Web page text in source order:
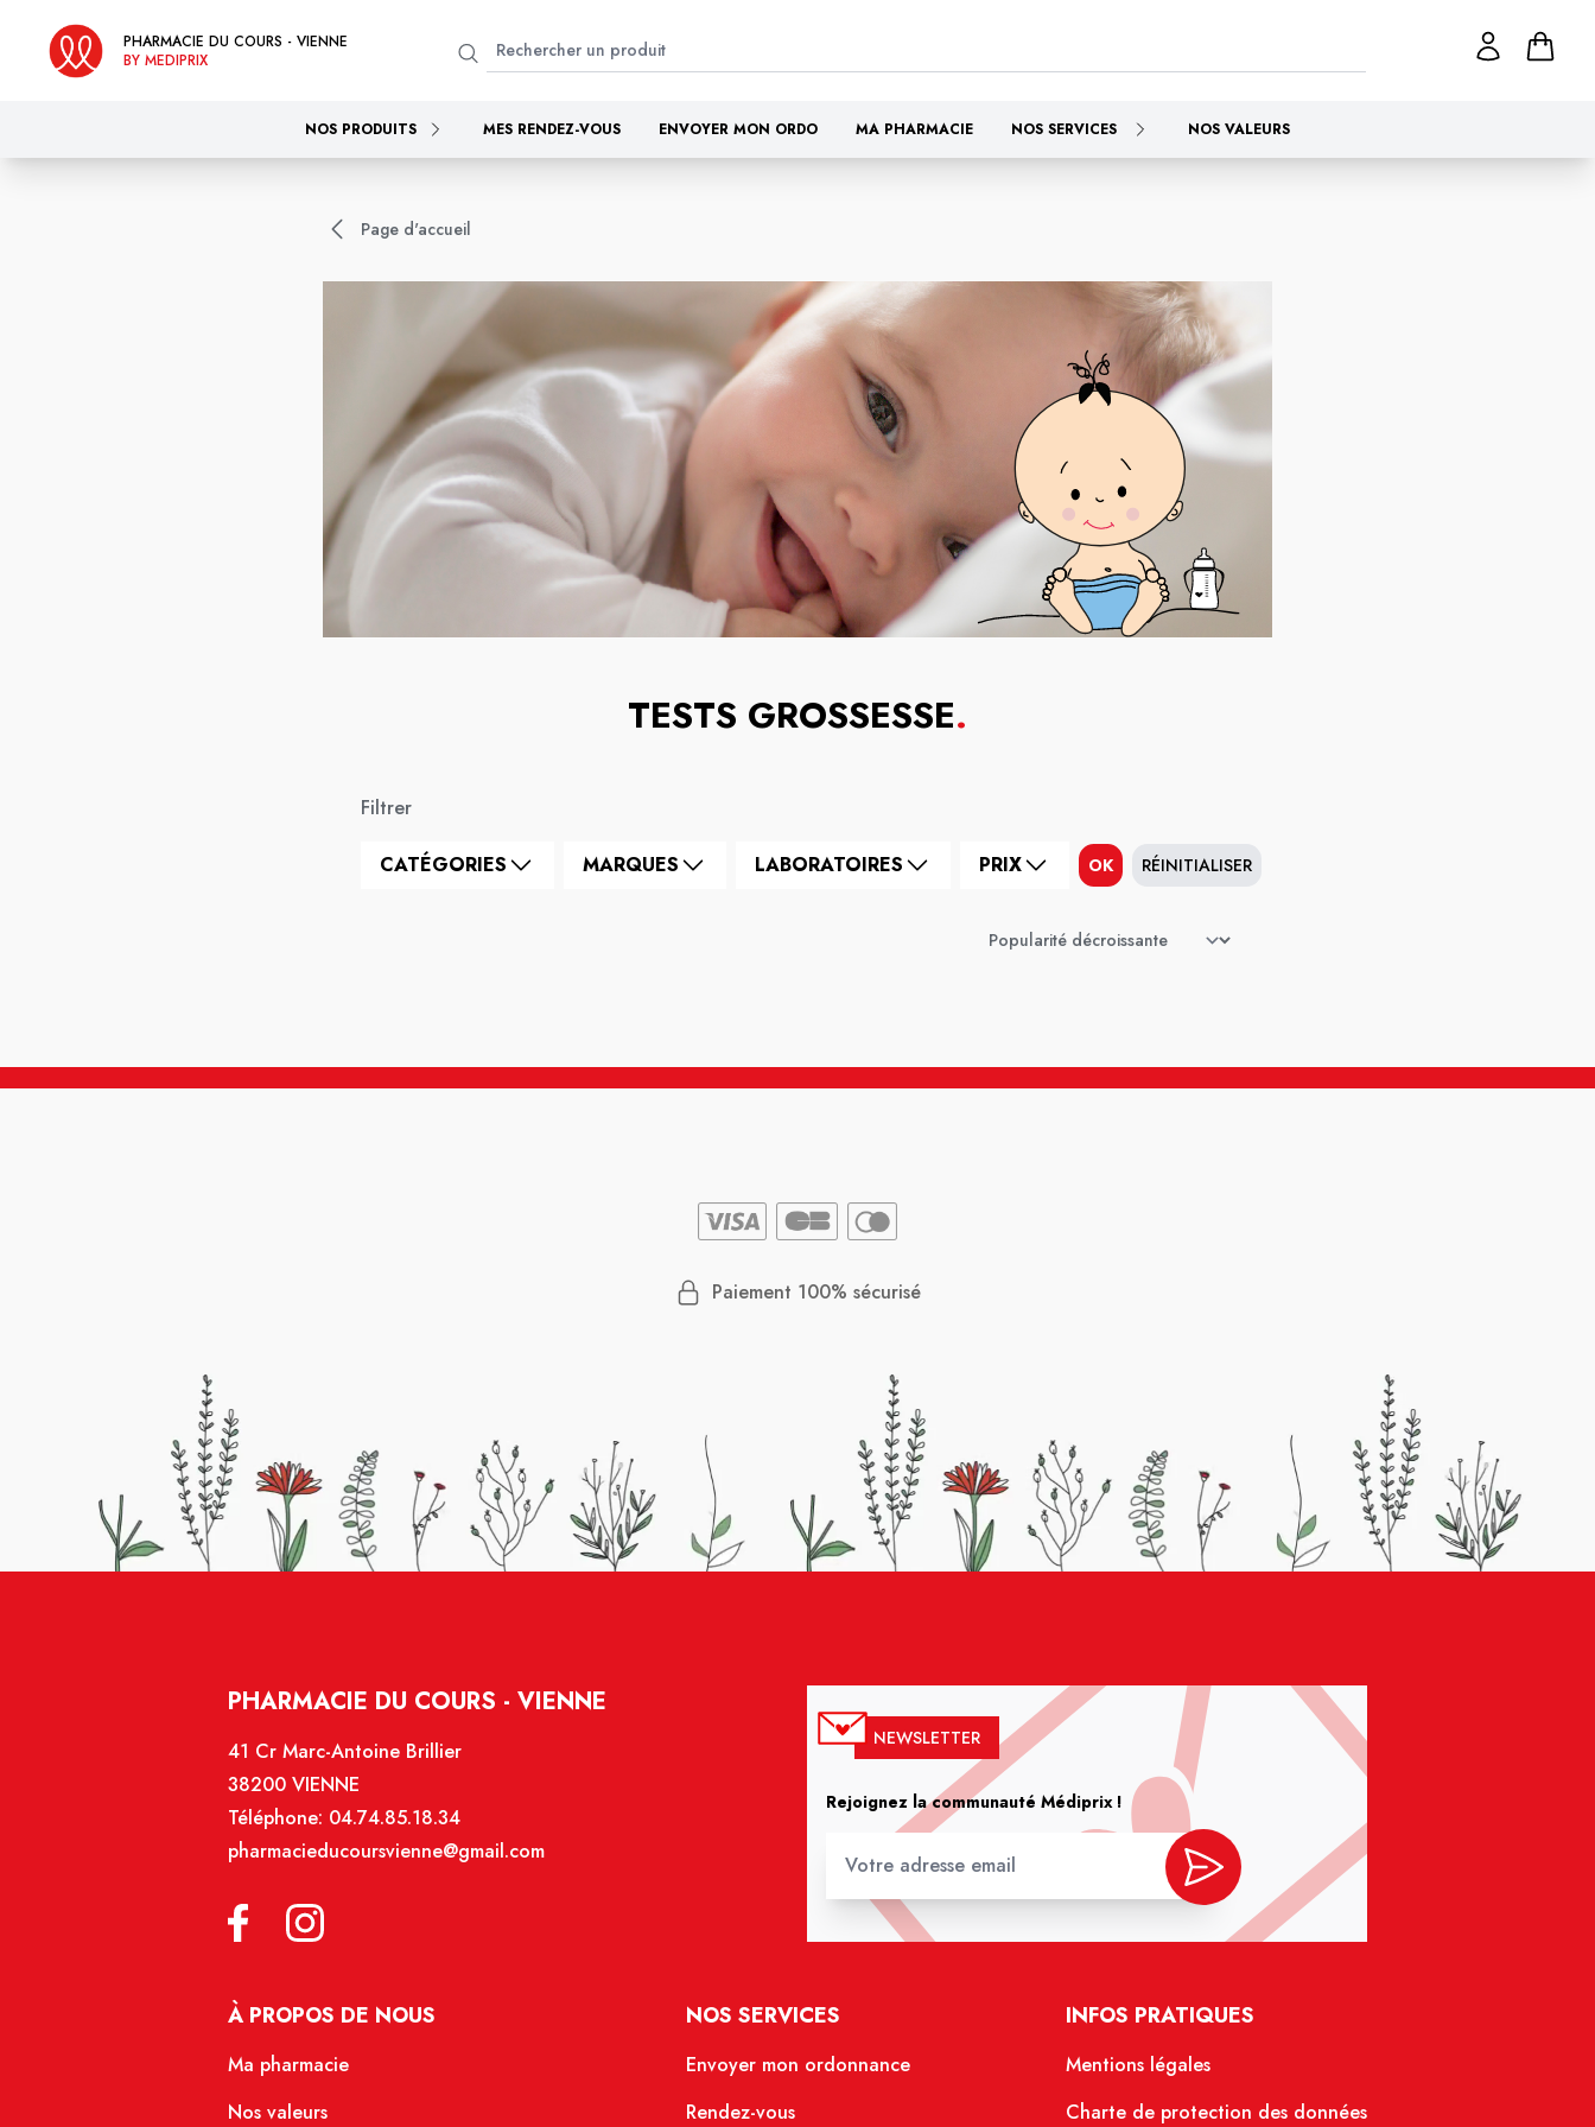
PHARMACIE DU COURS - VIENNE
BY MEDIPRIX
NOS PRODUITS MES RENDEZ-VOUS ENVOYER MON ORDO MA PHARMACIE NOS SERVICES NOS VALEURS
Page d'accueil
TESTS GROSSESSE.
Filtrer
CATÉGORIES MARQUES LABORATOIRES PRIX OK RÉINITIALISER
Paiement 100% sécurisé
PHARMACIE DU COURS - VIENNE
41 Cr Marc-Antoine Brillier
38200 VIENNE
Téléphone: 04.74.85.18.34
pharmacieducoursvienne@gmail.com
NEWSLETTER
Rejoignez la communauté Médiprix !
À PROPOS DE NOUS
Ma pharmacie
Nos valeurs
NOS SERVICES
Envoyer mon ordonnance
Rendez-vous
INFOS PRATIQUES
Mentions légales
Charte de protection des données